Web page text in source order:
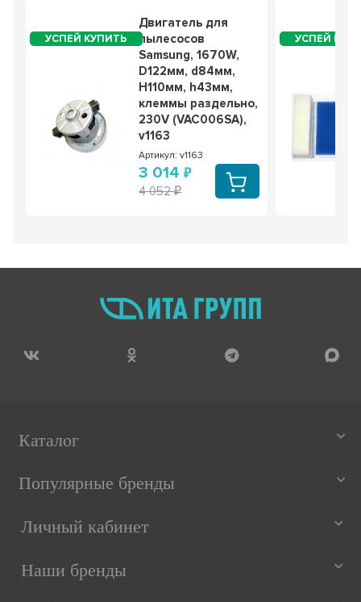
Двигатель для
пылесосов
Samsung, 1670W,
D122мм, d84мм,
H110мм, h43мм,
клеммы раздельно,
230V (VAC006SA),
v1163
Артикул: v1163
3 014
4 052
Каталог
Популярные бренды
Личный кабинет
Наши бренды